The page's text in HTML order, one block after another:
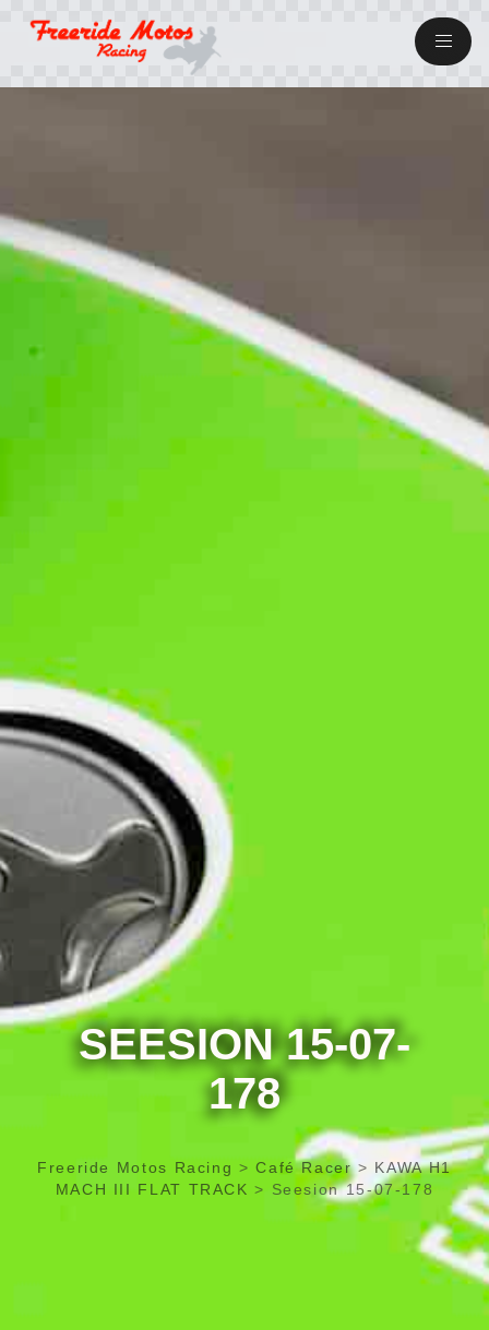
SEESION 15-07-
178
Freeride Motos Racing >Café Racer> KAWA H1
MACH III FLAT TRACK > Seesion 15-07-178